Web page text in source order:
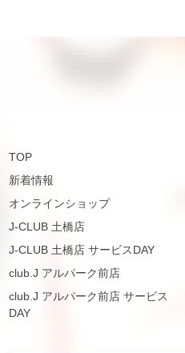
TOP
新着情報
オンラインショップ
J-CLUB 土橋店
J-CLUB 土橋店 サービスDAY
club.J アルパーク前店
club.J アルパーク前店 サービス
DAY